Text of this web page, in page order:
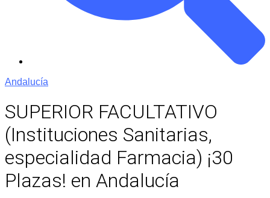
Andalucía
SUPERIOR FACULTATIVO
(Instituciones Sanitarias,
especialidad Farmacia) ¡30
Plazas! en Andalucía